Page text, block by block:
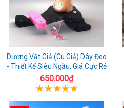
Dương Vật Giả (Cu Giả) Dây Đeo
- Thiết Kế Siêu Ngầu, Giá Cực Rẻ
650.000₫